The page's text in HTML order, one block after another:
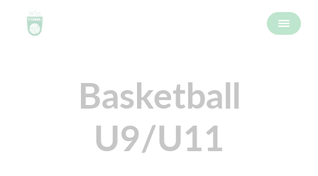
Basketball
U9/U11